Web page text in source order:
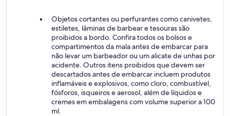
Objetos cortantes ou perfurantes como canivetes,
estiletes, lâminas de barbear e tesouras são
proibidos a bordo. Confira todos os bolsos e
compartimentos da mala antes de embarcar para
não levar um barbeador ou um alicate de unhas por
acidente. Outros itens proibidos que devem ser
descartados antes de embarcar incluem produtos
inflamáveis e explosivos, como cloro, combustível,
fósforos, isqueiros e aerosol, além de líquidos e
cremes em embalagens com volume superior a 100
ml.